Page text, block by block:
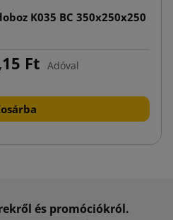
K035 BC 350x250x250
Ft Adóval
és promóciókról.